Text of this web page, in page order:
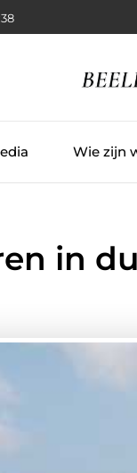
Wie zijn
in